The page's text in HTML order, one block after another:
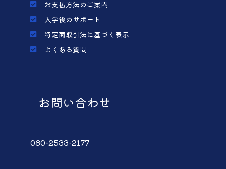
お支払方法のご案内
入学後のサポート
特定商取引法に基づく表示
よくある質問
お問い合わせ
080-2533-2177